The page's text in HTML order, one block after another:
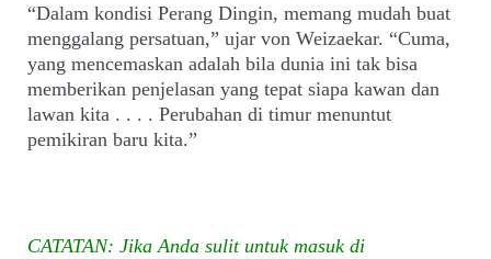
“Dalam kondisi Perang Dingin, memang mudah buat
menggalang persatuan,” ujar von Weizaekar. “Cuma,
yang mencemaskan adalah bila dunia ini tak bisa
memberikan penjelasan yang tepat siapa kawan dan
lawan kita . . . . Perubahan di timur menuntut
pemikiran baru kita.”
CATATAN: Jika Anda sulit untuk masuk di